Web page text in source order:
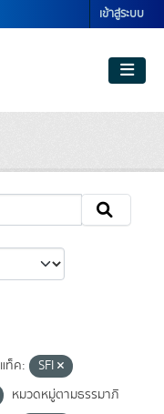
เข้าสู่ระบบ
แท็ค:
SFI
หมวดหมู่ตามธรรมาภิ